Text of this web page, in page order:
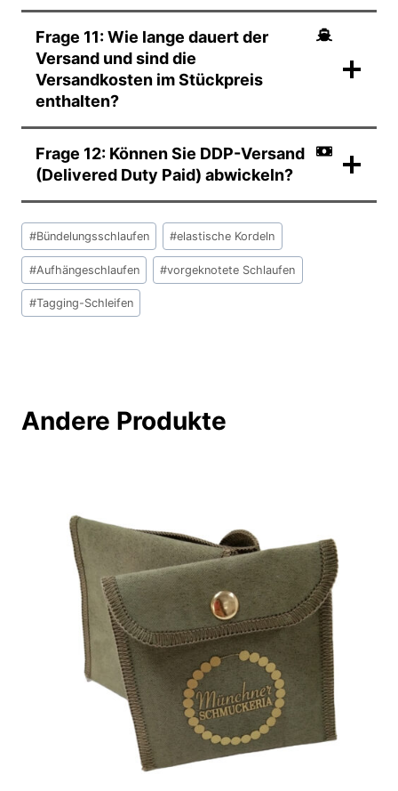
Frage 11: Wie lange dauert der
Versand und sind die
Versandkosten im Stückpreis
enthalten?
Frage 12: Können Sie DDP-Versand
(Delivered Duty Paid) abwickeln?
Schlagworte:
#Bündelungsschlaufen #elastische Kordeln
#Aufhängeschlaufen #vorgeknotete Schlaufen
#Tagging-Schleifen
Andere Produkte